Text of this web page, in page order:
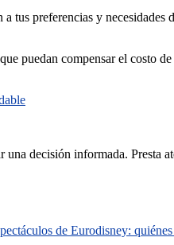
preferencias y
puedan compensar el costo
decisión informada.
de Eurodisney: